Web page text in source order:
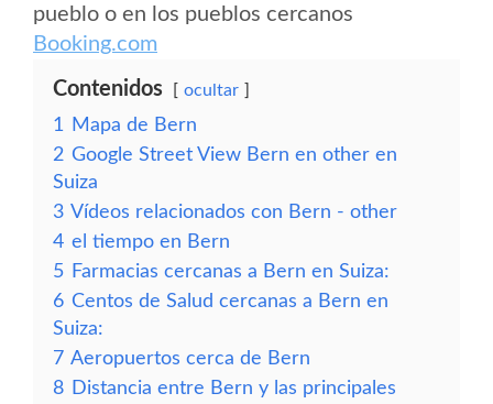
pueblo o en los pueblos cercanos
Booking.com
Contenidos ocultar
1
Mapa de Bern
2 Google Street View Bern en other en
Suiza
3 Vídeos relacionados con Bern - other
4 el tiempo en Bern
5 Farmacias cercanas a Bern en Suiza:
6 Centos de Salud cercanas a Bern en
Suiza:
7 Aeropuertos cerca de Bern
8 Distancia entre Bern y las principales